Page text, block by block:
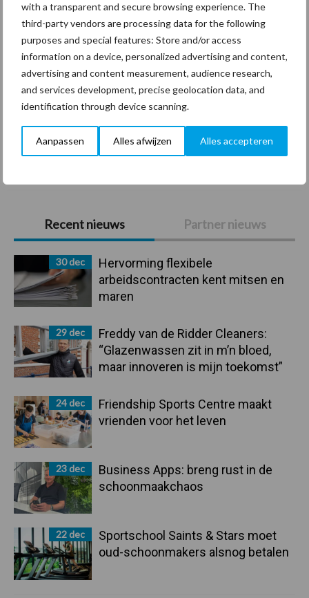
with a transparent and secure browsing experience. The
third-party vendors are processing data for the following
purposes and special features: Store and/or access
information on a device, personalized advertising and content,
advertising and content measurement, audience research,
and services development, precise geolocation data, and
identification through device scanning.
Aanpassen Alles afwijzen Alles accepteren
Primaire
Sidebar
Recent nieuws Partner nieuws
30 dec
Hervorming flexibele
arbeidscontracten kent mitsen en
maren
29 dec
Freddy van de Ridder Cleaners:
“Glazenwassen zit in m’n bloed,
maar innoveren is mijn toekomst”
24 dec
Friendship Sports Centre maakt
vrienden voor het leven
23 dec
Business Apps: breng rust in de
schoonmaakchaos
22 dec
Sportschool Saints & Stars moet
oud-schoonmakers alsnog betalen
Coronavirus UVC
Toon meer